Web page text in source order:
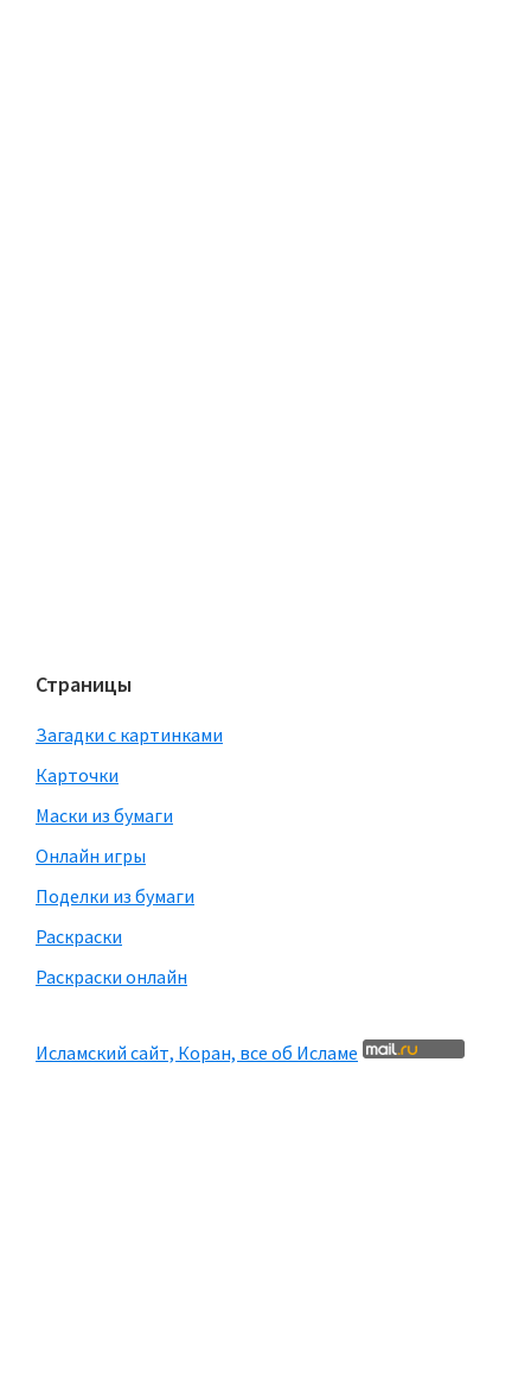
Страницы
Загадки с картинками
Карточки
Маски из бумаги
Онлайн игры
Поделки из бумаги
Раскраски
Раскраски онлайн
Исламский сайт, Коран, все об Исламе